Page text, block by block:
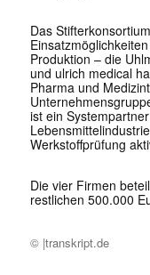
Das
Produktion – die
und ulrich medical
Pharma und
ist ein
Werkstoffprüfung
Die vier Firmen
restlichen 500.000
© |transkript.de